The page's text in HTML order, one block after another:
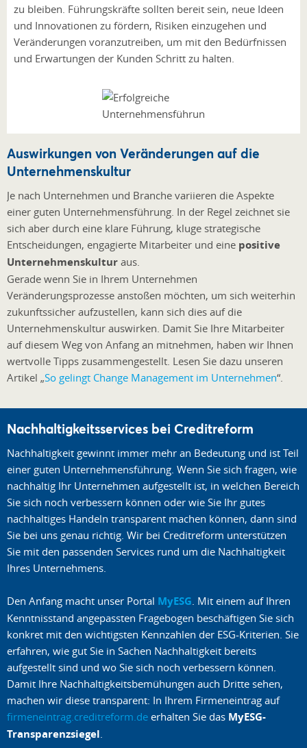
zu bleiben. Führungskräfte sollten bereit sein, neue Ideen
und Innovationen zu fördern, Risiken einzugehen und
Veränderungen voranzutreiben, um mit den Bedürfnissen
und Erwartungen der Kunden Schritt zu halten.
Auswirkungen von Veränderungen auf die
Unternehmenskultur
Je nach Unternehmen und Branche variieren die Aspekte
einer guten Unternehmensführung. In der Regel zeichnet sie
sich aber durch eine klare Führung, kluge strategische
Entscheidungen, engagierte Mitarbeiter und eine positive
Unternehmenskultur aus.
Gerade wenn Sie in Ihrem Unternehmen
Veränderungsprozesse anstoßen möchten, um sich weiterhin
zukunftssicher aufzustellen, kann sich dies auf die
Unternehmenskultur auswirken. Damit Sie Ihre Mitarbeiter
auf diesem Weg von Anfang an mitnehmen, haben wir Ihnen
wertvolle Tipps zusammengestellt. Lesen Sie dazu unseren
Artikel „So gelingt Change Management im Unternehmen“.
Nachhaltigkeitsservices bei Creditreform
Nachhaltigkeit gewinnt immer mehr an Bedeutung und ist Teil
einer guten Unternehmensführung. Wenn Sie sich fragen, wie
nachhaltig Ihr Unternehmen aufgestellt ist, in welchen Bereich
Sie sich noch verbessern können oder wie Sie Ihr gutes
nachhaltiges Handeln transparent machen können, dann sind
Sie bei uns genau richtig. Wir bei Creditreform unterstützen
Sie mit den passenden Services rund um die Nachhaltigkeit
Ihres Unternehmens.
Den Anfang macht unser Portal MyESG . Mit einem auf Ihren
Kenntnisstand angepassten Fragebogen beschäftigen Sie sich
konkret mit den wichtigsten Kennzahlen der ESG-Kriterien. Sie
erfahren, wie gut Sie in Sachen Nachhaltigkeit bereits
aufgestellt sind und wo Sie sich noch verbessern können.
Damit Ihre Nachhaltigkeitsbemühungen auch Dritte sehen,
machen wir diese transparent: In Ihrem Firmeneintrag auf
firmeneintrag.creditreform.de erhalten Sie das MyESG-
Transparenzsiegel